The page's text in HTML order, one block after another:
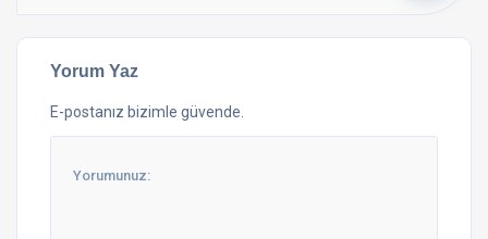
Yorum Yaz
E-postanız bizimle güvende.